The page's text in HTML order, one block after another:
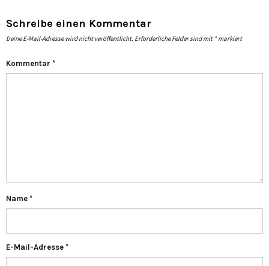
Schreibe einen Kommentar
Deine E-Mail-Adresse wird nicht veröffentlicht. Erforderliche Felder sind mit *markiert
Kommentar *
Name *
E-Mail-Adresse *